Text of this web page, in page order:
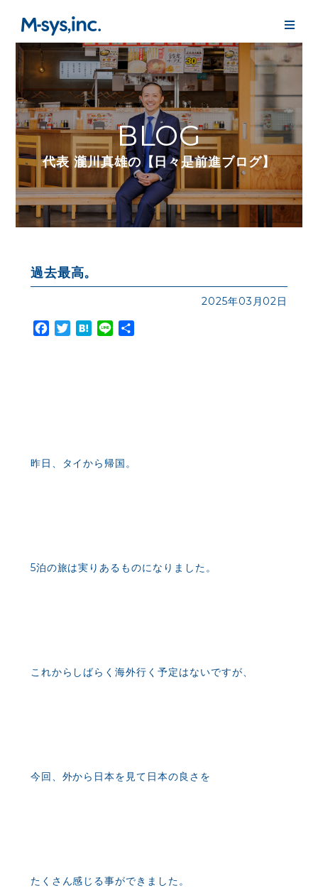
BLOG
代表 瀧川真雄の【日々是前進ブログ】
過去最高。
2025年03月02日
Facebook
TwitterHatena
Line
昨日、タイから帰国。
5泊の旅は実りあるものになりました。
これからしばらく海外行く予定はないですが、
今回、外から日本を見て日本の良さを
たくさん感じる事ができました。